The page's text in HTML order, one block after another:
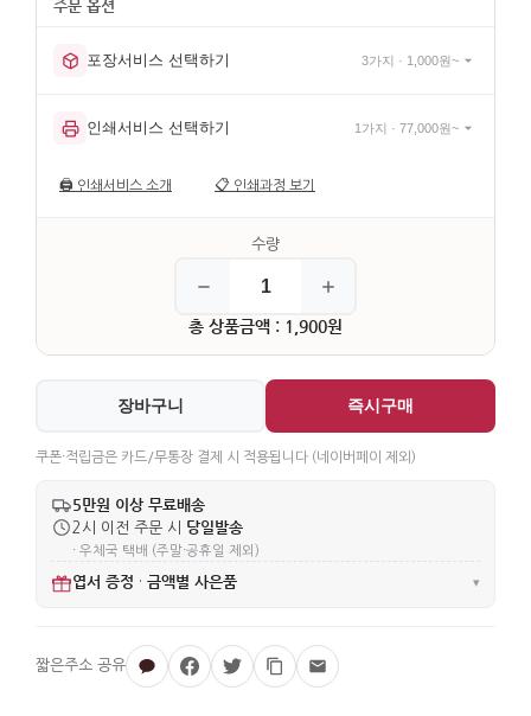
포장서비스 선택하기 3가지 · 1,000원~
인쇄서비스 선택하기 1가지 · 77,000원~
🖨️ 인쇄서비스 소개 📋 인쇄과정 보기
총 상품금액 : 1,900원
장바구니 즉시구매
쿠폰·적립금은 카드/무통장 결제 시 적용됩니다 (네이버페이 제외)
5만원 이상 무료배송
2시 이전 주문 시 당일발송
· 우체국 택배 (주말·공휴일 제외)
엽서 증정 · 금액별 사은품 ▾